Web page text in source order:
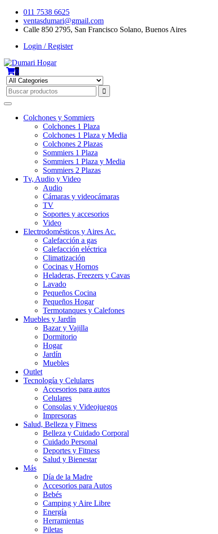
Skip
content
011 7538 6625
ventasdumari@gmail.com
Calle 850 2795, San Francisco Solano, Buenos Aires
Login / Register
0
Colchones y Sommiers
Colchones 1 Plaza
Colchones 1 Plaza y Media
Colchones 2 Plazas
Sommiers 1 Plaza
Sommiers 1 Plaza y Media
Sommiers 2 Plazas
Tv, Audio y Video
Audio
Cámaras y videocámaras
TV
Soportes y accesorios
Video
Electrodomésticos y Aires Ac.
Calefacción a gas
Calefacción eléctrica
Climatización
Cocinas y Hornos
Heladeras, Freezers y Cavas
Lavado
Pequeños Cocina
Pequeños Hogar
Termotanques y Calefones
Muebles y Jardín
Bazar y Vajilla
Dormitorio
Hogar
Jardín
Muebles
Outlet
Tecnología y Celulares
Accesorios para autos
Celulares
Consolas y Videojuegos
Impresoras
Salud, Belleza y Fitness
Belleza y Cuidado Corporal
Cuidado Personal
Deportes y Fitness
Salud y Bienestar
Más
Día de la Madre
Accesorios para Autos
Bebés
Camping y Aire Libre
Energía
Herramientas
Piletas